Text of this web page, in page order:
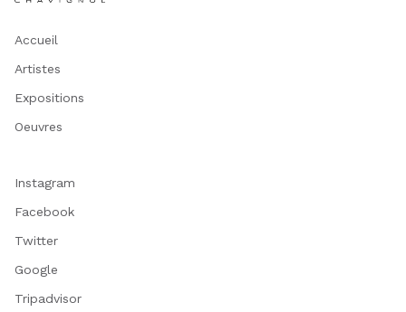
Accueil
Artistes
Expositions
Oeuvres
Instagram
Facebook
Twitter
Google
Tripadvisor